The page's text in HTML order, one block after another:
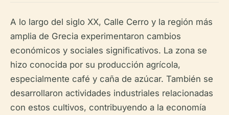
A lo largo del siglo XX, Calle Cerro y la región más
amplia de Grecia experimentaron cambios
económicos y sociales significativos. La zona se
hizo conocida por su producción agrícola,
especialmente café y caña de azúcar. También se
desarrollaron actividades industriales relacionadas
con estos cultivos, contribuyendo a la economía